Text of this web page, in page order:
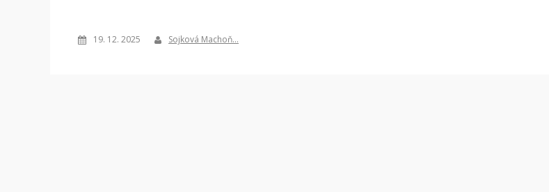
19. 12. 2025 Sojková Machoň…